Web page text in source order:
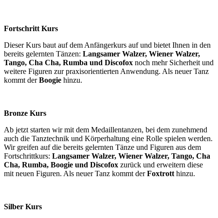
Fortschritt Kurs
Dieser Kurs baut auf dem Anfängerkurs auf und bietet Ihnen in den
bereits gelernten Tänzen: Langsamer Walzer, Wiener Walzer,
Tango, Cha Cha, Rumba und Discofox noch mehr Sicherheit und
weitere Figuren zur praxisorientierten Anwendung. Als neuer Tanz
kommt derBoogie hinzu.
Bronze Kurs
Ab jetzt starten wir mit dem Medaillentanzen, bei dem zunehmend
auch die Tanztechnik und Körperhaltung eine Rolle spielen werden.
Wir greifen auf die bereits gelernten Tänze und Figuren aus dem
Fortschrittkurs: Langsamer Walzer, Wiener Walzer, Tango, Cha
Cha, Rumba, Boogie und Discofox zurück und erweitern diese
mit neuen Figuren. Als neuer Tanz kommt derFoxtrott hinzu.
Silber Kurs